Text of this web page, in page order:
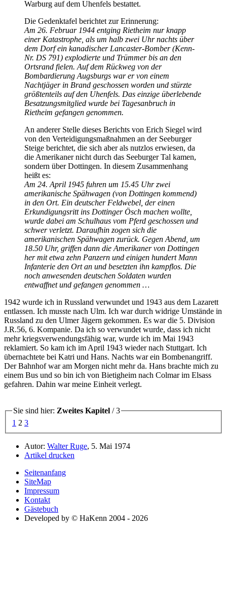
Warburg auf dem Uhenfels bestattet.
Die Gedenktafel berichtet zur Erinnerung:
Am 26. Februar 1944 entging Rietheim nur knapp
einer Katastrophe, als um halb zwei Uhr nachts über
dem Dorf ein kanadischer Lancaster-Bomber (Kenn-
Nr. DS 791) explodierte und Trümmer bis an den
Ortsrand fielen. Auf dem Rückweg von der
Bombardierung Augsburgs war er von einem
Nachtjäger in Brand geschossen worden und stürzte
größtenteils auf den Uhenfels. Das einzige überlebende
Besatzungsmitglied wurde bei Tagesanbruch in
Rietheim gefangen genommen.
An anderer Stelle dieses Berichts von Erich Siegel wird
von den Verteidigungsmaßnahmen an der Seeburger
Steige berichtet, die sich aber als nutzlos erwiesen, da
die Amerikaner nicht durch das Seeburger Tal kamen,
sondern über Dottingen. In diesem Zusammenhang
heißt es:
Am 24. April 1945 fuhren um 15.45 Uhr zwei
amerikanische Spähwagen (von Dottingen kommend)
in den Ort. Ein deutscher Feldwebel, der einen
Erkundigungsritt ins Dottinger Ösch machen wollte,
wurde dabei am Schulhaus vom Pferd geschossen und
schwer verletzt. Daraufhin zogen sich die
amerikanischen Spähwagen zurück. Gegen Abend, um
18.50 Uhr, griffen dann die Amerikaner von Dottingen
her mit etwa zehn Panzern und einigen hundert Mann
Infanterie den Ort an und besetzten ihn kampflos. Die
noch anwesenden deutschen Soldaten wurden
entwaffnet und gefangen genommen …
1942 wurde ich in Russland verwundet und 1943 aus dem Lazarett
entlassen. Ich musste nach Ulm. Ich war durch widrige Umstände in
Russland zu den Ulmer Jägern gekommen. Es war die 5. Division
J.R.56, 6. Kompanie. Da ich so verwundet wurde, dass ich nicht
mehr kriegsverwendungsfähig war, wurde ich im Mai 1943
reklamiert. So kam ich im April 1943 wieder nach Stuttgart. Ich
übernachtete bei Katri und Hans. Nachts war ein Bombenangriff.
Der Bahnhof war am Morgen nicht mehr da. Hans brachte mich zu
einem Bus und so bin ich von Bietigheim nach Colmar im Elsass
gefahren. Dahin war meine Einheit verlegt.
Sie sind hier: Zweites Kapitel / 3
1 2 3
Autor: Walter Ruge, 5. Mai 1974
Artikel drucken
Seitenanfang
SiteMap
Impressum
Kontakt
Gästebuch
Developed by © HaKenn 2004 - 2026